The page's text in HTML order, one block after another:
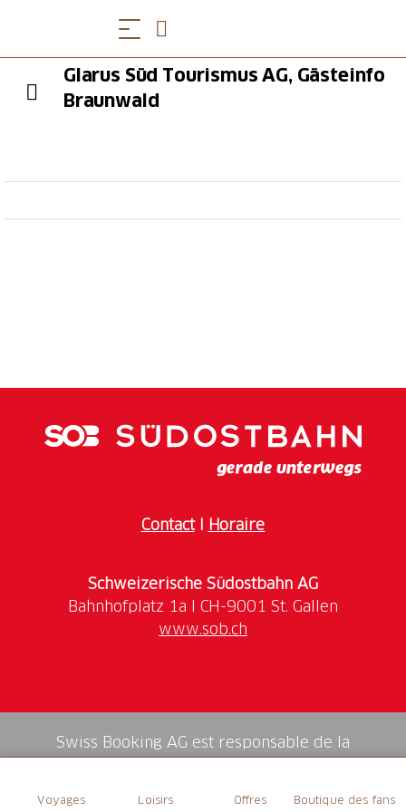
Voyages Loisirs Offres Boutique des fans
Glarus Süd Tourismus AG, Gästeinfo
Braunwald
ContactI Horaire
Schweizerische Südostbahn AG
www.sob.ch
Swiss Booking AG est responsable de la